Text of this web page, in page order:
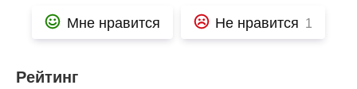
Мне нравится Не нравится 1
Рейтинг